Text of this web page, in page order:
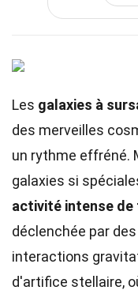
Les galaxies à
des merveilles
un rythme effréné.
galaxies si
activité intense
déclenchée par
interactions
d'artifice stellaire,